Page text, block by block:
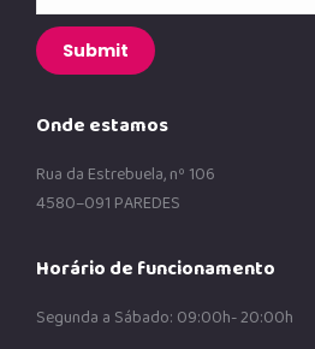
Submit
Onde estamos
Rua da Estrebuela, nº 106
4580–091 PAREDES
Horário de funcionamento
Segunda a Sábado: 09:00h- 20:00h